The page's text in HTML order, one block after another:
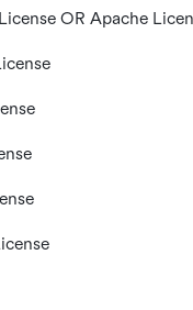
OR Apache